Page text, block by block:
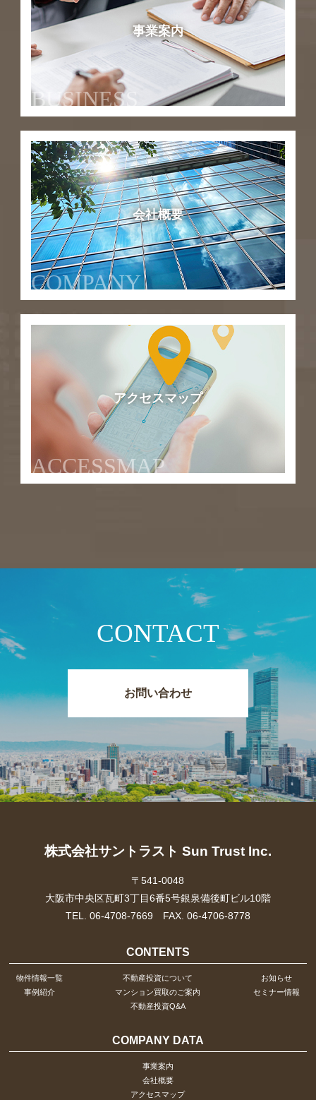
事業案内
BUSINESS
会社概要
COMPANY
アクセスマップ
ACCESSMAP
CONTACT
お問い合わせ
株式会社サントラスト Sun Trust Inc.
〒541-0048
大阪市中央区瓦町3丁目6番5号銀泉備後町ビル10階
TEL. 06-4708-7669 FAX. 06-4706-8778
CONTENTS
物件情報一覧
事例紹介
不動産投資について
マンション買取のご案内
不動産投資Q&A
お知らせ
セミナー情報
COMPANY DATA
事業案内
会社概要
アクセスマップ